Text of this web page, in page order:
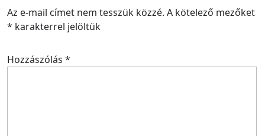
Az e-mail címet nem tesszük közzé. A kötelező mezőket
* karakterrel jelöltük
Hozzászólás *